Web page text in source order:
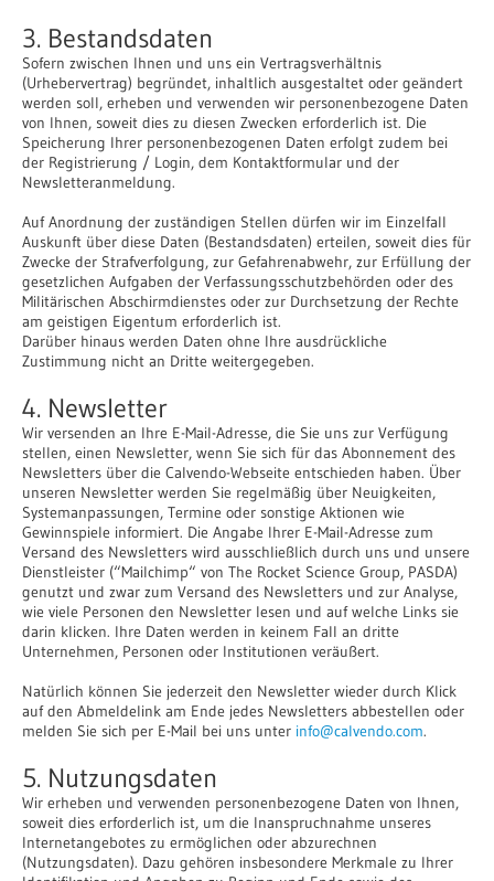
3. Bestandsdaten
Sofern zwischen Ihnen und uns ein Vertragsverhältnis
(Urhebervertrag) begründet, inhaltlich ausgestaltet oder geändert
werden soll, erheben und verwenden wir personenbezogene Daten
von Ihnen, soweit dies zu diesen Zwecken erforderlich ist. Die
Speicherung Ihrer personenbezogenen Daten erfolgt zudem bei
der Registrierung / Login, dem Kontaktformular und der
Newsletteranmeldung.
Auf Anordnung der zuständigen Stellen dürfen wir im Einzelfall
Auskunft über diese Daten (Bestandsdaten) erteilen, soweit dies für
Zwecke der Strafverfolgung, zur Gefahrenabwehr, zur Erfüllung der
gesetzlichen Aufgaben der Verfassungsschutzbehörden oder des
Militärischen Abschirmdienstes oder zur Durchsetzung der Rechte
am geistigen Eigentum erforderlich ist.
Darüber hinaus werden Daten ohne Ihre ausdrückliche
Zustimmung nicht an Dritte weitergegeben.
4. Newsletter
Wir versenden an Ihre E-Mail-Adresse, die Sie uns zur Verfügung
stellen, einen Newsletter, wenn Sie sich für das Abonnement des
Newsletters über die Calvendo-Webseite entschieden haben. Über
unseren Newsletter werden Sie regelmäßig über Neuigkeiten,
Systemanpassungen, Termine oder sonstige Aktionen wie
Gewinnspiele informiert. Die Angabe Ihrer E-Mail-Adresse zum
Versand des Newsletters wird ausschließlich durch uns und unsere
Dienstleister (“Mailchimp“ von The Rocket Science Group, PASDA)
genutzt und zwar zum Versand des Newsletters und zur Analyse,
wie viele Personen den Newsletter lesen und auf welche Links sie
darin klicken. Ihre Daten werden in keinem Fall an dritte
Unternehmen, Personen oder Institutionen veräußert.
Natürlich können Sie jederzeit den Newsletter wieder durch Klick
auf den Abmeldelink am Ende jedes Newsletters abbestellen oder
melden Sie sich per E-Mail bei uns unter info@calvendo.com.
5. Nutzungsdaten
Wir erheben und verwenden personenbezogene Daten von Ihnen,
soweit dies erforderlich ist, um die Inanspruchnahme unseres
Internetangebotes zu ermöglichen oder abzurechnen
(Nutzungsdaten). Dazu gehören insbesondere Merkmale zu Ihrer